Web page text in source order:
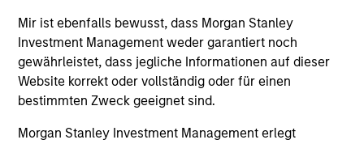
Mir ist ebenfalls bewusst, dass Morgan Stanley
Investment Management weder garantiert noch
gewährleistet, dass jegliche Informationen auf dieser
Website korrekt oder vollständig oder für einen
bestimmten Zweck geeignet sind.
Morgan Stanley Investment Management erlegt
Management.Bitteklicken Sie hierfür weitere
Performanceangaben und wichtige Informationen,
die sorgfältig zu lesen sind.
Die abgebildete Performance der
Benchmarkwird auf Grundlage desICE BofA